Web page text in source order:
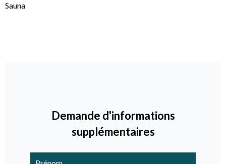
Sauna
Demande d'informations
supplémentaires